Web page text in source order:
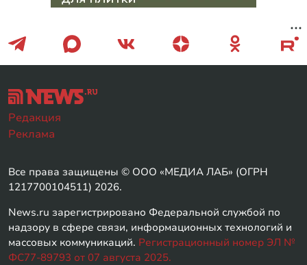
Редакция
Реклама
Все права защищены © ООО «МЕДИА ЛАБ» (ОГРН
1217700104511) 2026.
News.ru зарегистрировано Федеральной службой по
надзору в сфере связи, информационных технологий и
массовых коммуникаций. Регистрационный номер ЭЛ №
ФС77-89793 от 07 августа 2025.